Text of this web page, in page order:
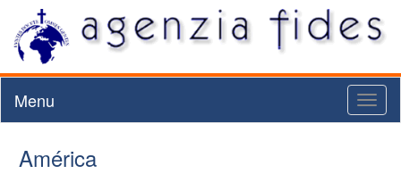
Menu
América